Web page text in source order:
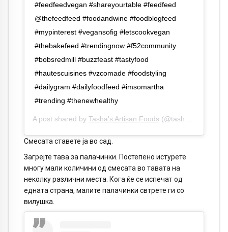
#feedfeedvegan #shareyourtable #feedfeed
@thefeedfeed #foodandwine #foodblogfeed
#mypinterest #vegansofig #letscookvegan
#thebakefeed #trendingnow #f52community
#bobsredmill #buzzfeast #tastyfood
#hautescuisines #vzcomade #foodstyling
#dailygram #dailyfoodfeed #imsomartha
#trending #thenewhealthy
A post shared by Tasha's Artisan Foods (@tashasartisanfoods) on
Смесата ставете ја во сад.
Загрејте тава за палачинки. Постепено истурете
многу мали количини од смесата во тавата на
неколку различни места. Кога ќе се испечат од
едната страна, малите палачинки свтрете ги со
вилушка.